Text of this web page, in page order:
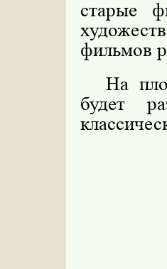
старые
фильмов
На
будет